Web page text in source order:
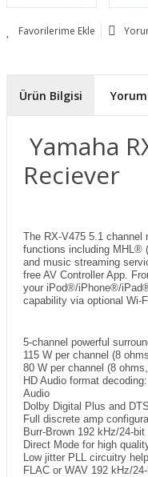
Ürün Bilgisi
Yamaha
Reciever
The RX-V475 5.1 channel
functions including MHL®
and music streaming
free AV Controller App.
your iPod®/iPhone®/
capability via optional Wi-
5-channel powerful
115 W per channel (8
80 W per channel (8
HD Audio format
Audio
Dolby Digital Plus and
Full discrete amp
Burr-Brown 192 kHz/24-
Direct Mode for high
Low jitter PLL circuitry
FLAC or WAV 192 kHz/